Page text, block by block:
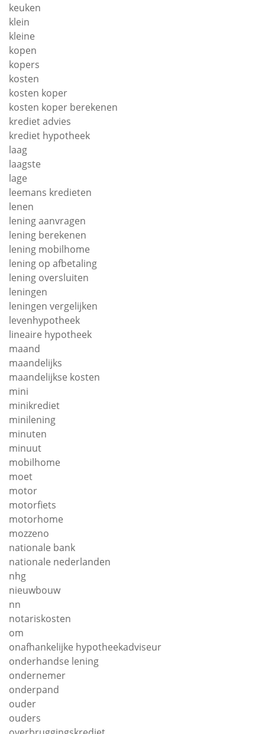
keuken
klein
kleine
kopen
kopers
kosten
kosten koper
kosten koper berekenen
krediet advies
krediet hypotheek
laag
laagste
lage
leemans kredieten
lenen
lening aanvragen
lening berekenen
lening mobilhome
lening op afbetaling
lening oversluiten
leningen
leningen vergelijken
levenhypotheek
lineaire hypotheek
maand
maandelijks
maandelijkse kosten
mini
minikrediet
minilening
minuten
minuut
mobilhome
moet
motor
motorfiets
motorhome
mozzeno
nationale bank
nationale nederlanden
nhg
nieuwbouw
nn
notariskosten
om
onafhankelijke hypotheekadviseur
onderhandse lening
ondernemer
onderpand
ouder
ouders